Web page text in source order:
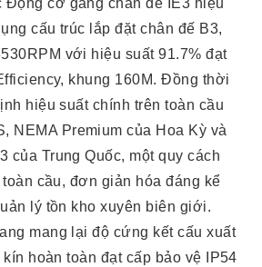
Động cơ gang chân đế IE3 hiệu
cấu trúc lắp đặt chân đế B3,
với hiệu suất 91.7% đạt
khung 160M. Đồng thời
hiệu suất chính trên toàn cầu
NEMA Premium của Hoa Kỳ và
của Trung Quốc, một quy cách
cầu, đơn giản hóa đáng kể
lý tồn kho xuyên biên giới.
mang lại độ cứng kết cấu xuất
hoàn toàn đạt cấp bảo vệ IP54